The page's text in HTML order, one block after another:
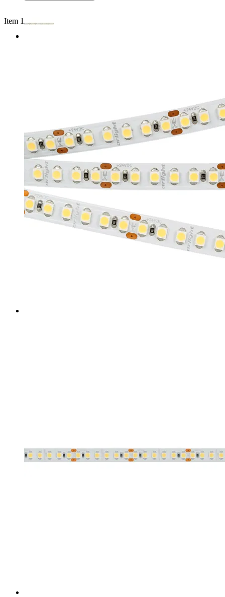
Item 1 of 2